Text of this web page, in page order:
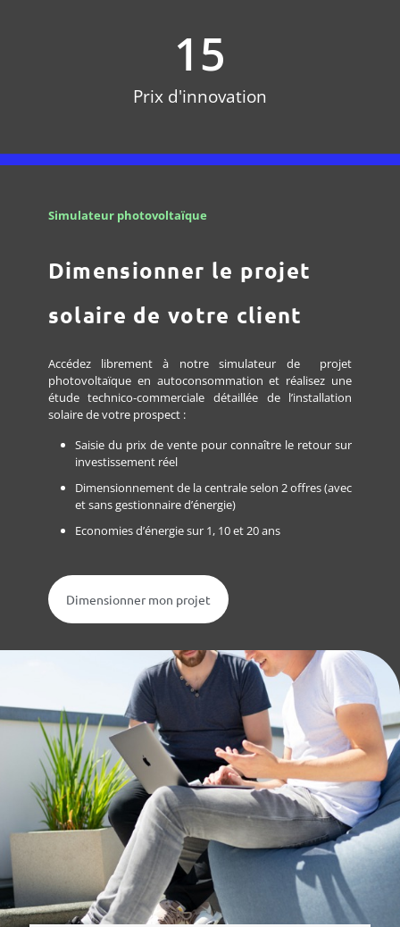
Prix d'innovation
15
Simulateur photovoltaïque
Dimensionner le projet
solaire de votre client
Accédez librement à notre simulateur de projet
photovoltaïque en autoconsommation et réalisez une
étude technico-commerciale détaillée de l’installation
solaire de votre prospect :
Saisie du prix de vente pour connaître le retour sur
investissement réel
Dimensionnement de la centrale selon 2 offres (avec
et sans gestionnaire d’énergie)
Economies d’énergie sur 1, 10 et 20 ans
Dimensionner mon projet